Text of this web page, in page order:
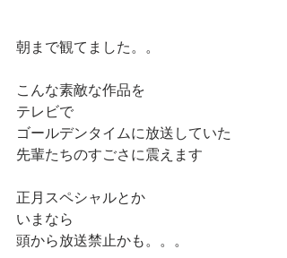
朝まで観てました。。
こんな素敵な作品を
テレビで
ゴールデンタイムに放送していた
先輩たちのすごさに震えます
正月スペシャルとか
いまなら
頭から放送禁止かも。。。